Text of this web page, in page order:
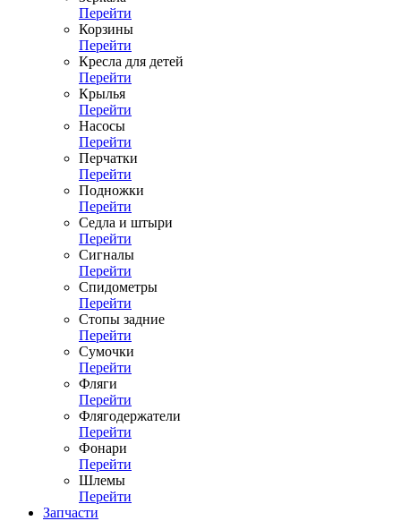
Перейти
Корзины
Перейти
Кресла для детей
Перейти
Крылья
Перейти
Насосы
Перейти
Перчатки
Перейти
Подножки
Перейти
Седла и штыри
Перейти
Сигналы
Перейти
Спидометры
Перейти
Стопы задние
Перейти
Сумочки
Перейти
Фляги
Перейти
Флягодержатели
Перейти
Фонари
Перейти
Шлемы
Перейти
Запчасти